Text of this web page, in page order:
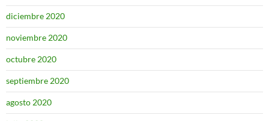
diciembre 2020
noviembre 2020
octubre 2020
septiembre 2020
agosto 2020